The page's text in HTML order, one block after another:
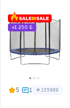
5 # 155969
+1 250 Б